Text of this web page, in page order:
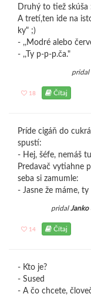
Druhý to tiež skúša
A tretí,ten ide na
ky" ;)
- ,,Modré alebo
- ,,Ty p-p-p.ča."
pridal
18 Čítaj
Príde cigáň do
spustí:
- Hej, šéfe, nemáš
Predavač vytiahne
seba si zamumle:
- Jasne že máme,
pridalJanko
14 Čítaj
- Kto je?
- Sused
- A čo chcete,